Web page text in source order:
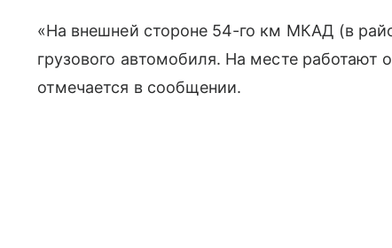
«На внешней стороне 54-го км МКАД (в
грузового автомобиля. На месте
отмечается в сообщении.